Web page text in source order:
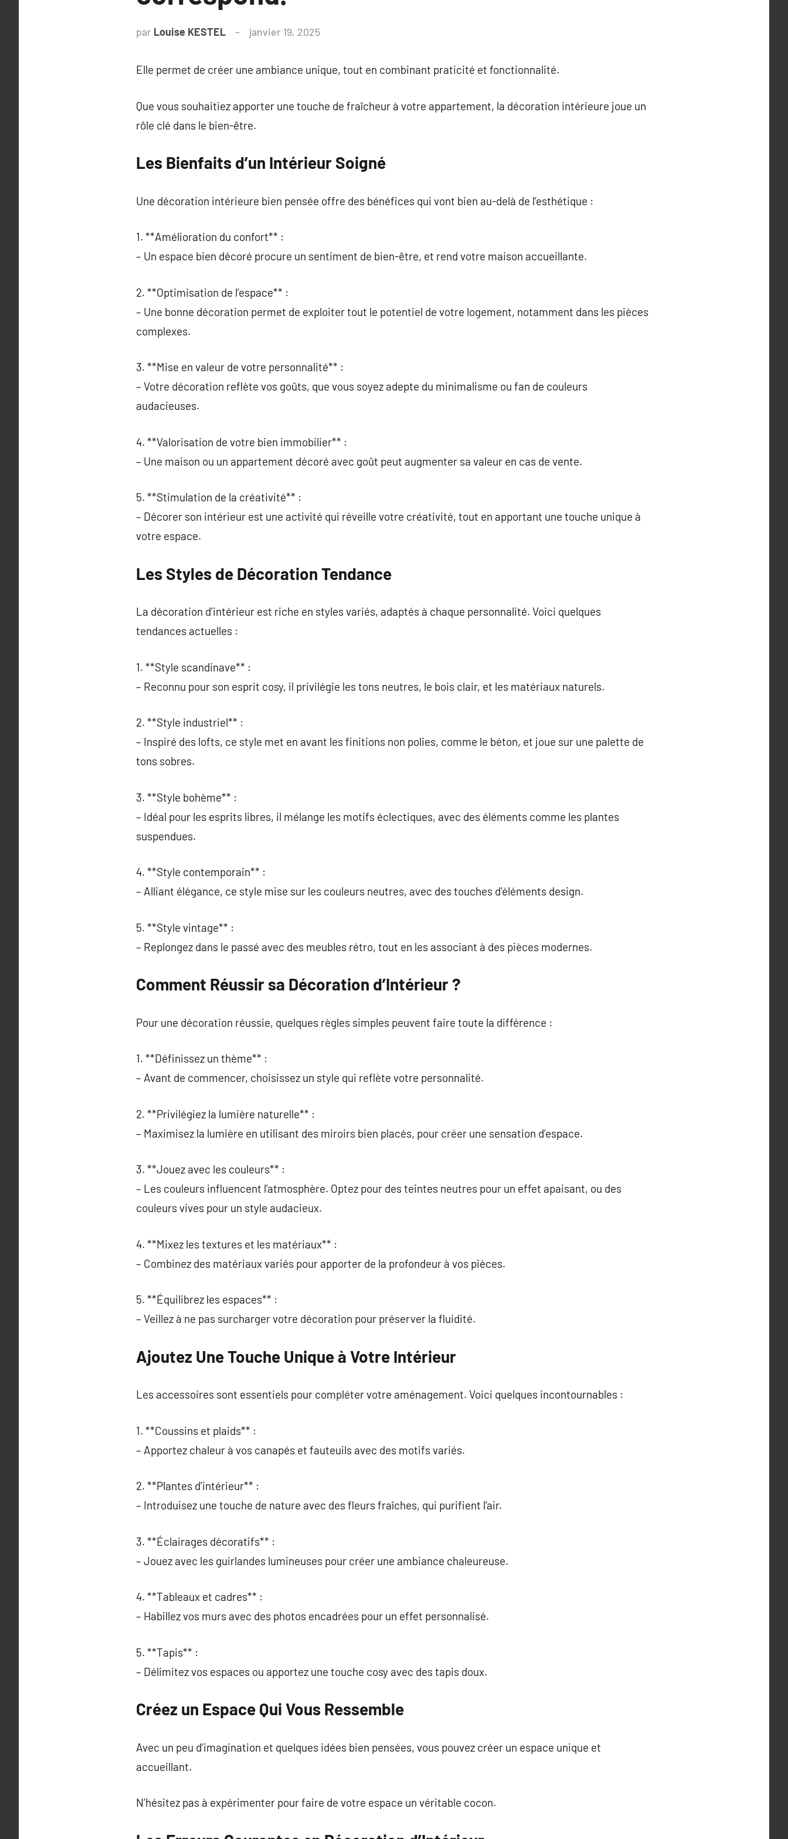
par Louise KESTEL janvier 19, 2025
Elle permet de créer une ambiance unique, tout en combinant praticité et fonctionnalité.
Que vous souhaitiez apporter une touche de fraîcheur à votre appartement, la décoration intérieure joue un
rôle clé dans le bien-être.
Les Bienfaits d’un Intérieur Soigné
Une décoration intérieure bien pensée offre des bénéfices qui vont bien au-delà de l’esthétique :
1. **Amélioration du confort** :
– Un espace bien décoré procure un sentiment de bien-être, et rend votre maison accueillante.
2. **Optimisation de l’espace** :
– Une bonne décoration permet de exploiter tout le potentiel de votre logement, notamment dans les pièces
complexes.
3. **Mise en valeur de votre personnalité** :
– Votre décoration reflète vos goûts, que vous soyez adepte du minimalisme ou fan de couleurs
audacieuses.
4. **Valorisation de votre bien immobilier** :
– Une maison ou un appartement décoré avec goût peut augmenter sa valeur en cas de vente.
5. **Stimulation de la créativité** :
– Décorer son intérieur est une activité qui réveille votre créativité, tout en apportant une touche unique à
votre espace.
Les Styles de Décoration Tendance
La décoration d’intérieur est riche en styles variés, adaptés à chaque personnalité. Voici quelques
tendances actuelles :
1. **Style scandinave** :
– Reconnu pour son esprit cosy, il privilégie les tons neutres, le bois clair, et les matériaux naturels.
2. **Style industriel** :
– Inspiré des lofts, ce style met en avant les finitions non polies, comme le béton, et joue sur une palette de
tons sobres.
3. **Style bohème** :
– Idéal pour les esprits libres, il mélange les motifs éclectiques, avec des éléments comme les plantes
suspendues.
4. **Style contemporain** :
– Alliant élégance, ce style mise sur les couleurs neutres, avec des touches d’éléments design.
5. **Style vintage** :
– Replongez dans le passé avec des meubles rétro, tout en les associant à des pièces modernes.
Comment Réussir sa Décoration d’Intérieur ?
Pour une décoration réussie, quelques règles simples peuvent faire toute la différence :
1. **Définissez un thème** :
– Avant de commencer, choisissez un style qui reflète votre personnalité.
2. **Privilégiez la lumière naturelle** :
– Maximisez la lumière en utilisant des miroirs bien placés, pour créer une sensation d’espace.
3. **Jouez avec les couleurs** :
– Les couleurs influencent l’atmosphère. Optez pour des teintes neutres pour un effet apaisant, ou des
couleurs vives pour un style audacieux.
4. **Mixez les textures et les matériaux** :
– Combinez des matériaux variés pour apporter de la profondeur à vos pièces.
5. **Équilibrez les espaces** :
– Veillez à ne pas surcharger votre décoration pour préserver la fluidité.
Ajoutez Une Touche Unique à Votre Intérieur
Les accessoires sont essentiels pour compléter votre aménagement. Voici quelques incontournables :
1. **Coussins et plaids** :
– Apportez chaleur à vos canapés et fauteuils avec des motifs variés.
2. **Plantes d’intérieur** :
– Introduisez une touche de nature avec des fleurs fraîches, qui purifient l’air.
3. **Éclairages décoratifs** :
– Jouez avec les guirlandes lumineuses pour créer une ambiance chaleureuse.
4. **Tableaux et cadres** :
– Habillez vos murs avec des photos encadrées pour un effet personnalisé.
5. **Tapis** :
– Délimitez vos espaces ou apportez une touche cosy avec des tapis doux.
Créez un Espace Qui Vous Ressemble
Avec un peu d’imagination et quelques idées bien pensées, vous pouvez créer un espace unique et
accueillant.
N’hésitez pas à expérimenter pour faire de votre espace un véritable cocon.